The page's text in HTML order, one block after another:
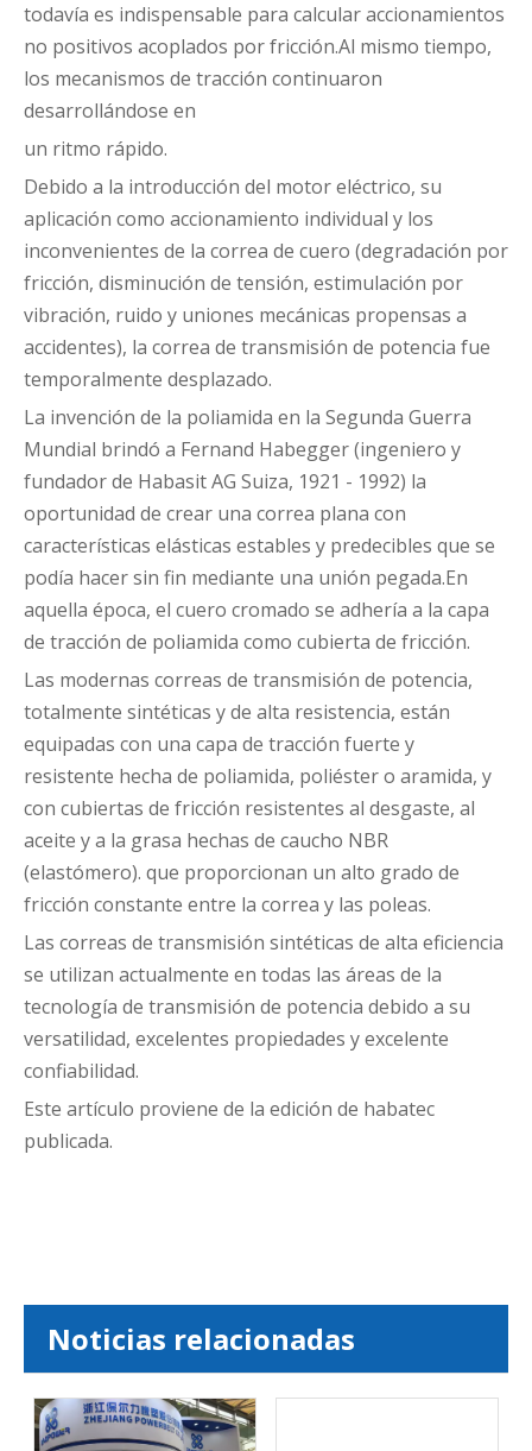
todavía es indispensable para calcular accionamientos
no positivos acoplados por fricción.Al mismo tiempo,
los mecanismos de tracción continuaron
desarrollándose en
un ritmo rápido.
Debido a la introducción del motor eléctrico, su
aplicación como accionamiento individual y los
inconvenientes de la correa de cuero (degradación por
fricción, disminución de tensión, estimulación por
vibración, ruido y uniones mecánicas propensas a
accidentes), la correa de transmisión de potencia fue
temporalmente desplazado.
La invención de la poliamida en la Segunda Guerra
Mundial brindó a Fernand Habegger (ingeniero y
fundador de Habasit AG Suiza, 1921 - 1992) la
oportunidad de crear una correa plana con
características elásticas estables y predecibles que se
podía hacer sin fin mediante una unión pegada.En
aquella época, el cuero cromado se adhería a la capa
de tracción de poliamida como cubierta de fricción.
Las modernas correas de transmisión de potencia,
totalmente sintéticas y de alta resistencia, están
equipadas con una capa de tracción fuerte y
resistente hecha de poliamida, poliéster o aramida, y
con cubiertas de fricción resistentes al desgaste, al
aceite y a la grasa hechas de caucho NBR
(elastómero). que proporcionan un alto grado de
fricción constante entre la correa y las poleas.
Las correas de transmisión sintéticas de alta eficiencia
se utilizan actualmente en todas las áreas de la
tecnología de transmisión de potencia debido a su
versatilidad, excelentes propiedades y excelente
confiabilidad.
Este artículo proviene de la edición de habatec
publicada.
Noticias relacionadas